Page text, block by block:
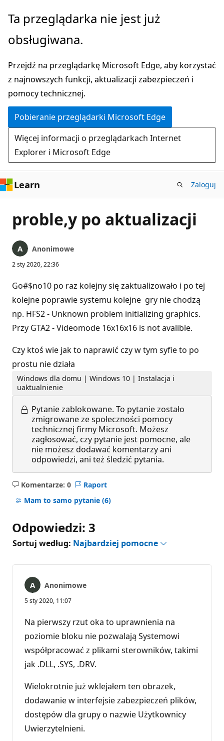
Przejdź
głównej
Ta przeglądarka nie jest już
obsługiwana.
Przejdź na przeglądarkę Microsoft Edge, aby korzystać
z najnowszych funkcji, aktualizacji zabezpieczeń i
pomocy technicznej.
Pobieranie przeglądarki Microsoft Edge
Więcej informacji o przeglądarkach Internet
Explorer i Microsoft Edge
Learn Zaloguj
proble,y po aktualizacji
Anonimowe
2 sty 2020, 22:36
Go#$no10 po raz kolejny się zaktualizowało i po tej
kolejne poprawie systemu kolejne gry nie chodzą
np. HFS2 - Unknown problem initializing graphics.
Przy GTA2 - Videomode 16x16x16 is not avalible.
Czy ktoś wie jak to naprawić czy w tym syfie to po
prostu nie działa
Windows dla domu | Windows 10 | Instalacja i
uaktualnienie
Pytanie zablokowane. To pytanie zostało
zmigrowane ze społeczności pomocy
technicznej firmy Microsoft. Możesz
zagłosować, czy pytanie jest pomocne, ale
nie możesz dodawać komentarzy ani
odpowiedzi, ani też śledzić pytania.
Komentarze: 0
Brak
komentarzy
Raport
Mam to samo pytanie (6)
Odpowiedzi: 3
Sortuj według: Najbardziej pomocne
Anonimowe
5 sty 2020, 11:07
Na pierwszy rzut oka to uprawnienia na
poziomie bloku nie pozwalają Systemowi
współpracować z plikami sterowników, takimi
jak .DLL, .SYS, .DRV.
Wielokrotnie już wklejałem ten obrazek,
dodawanie w interfejsie zabezpieczeń plików,
dostępów dla grupy o nazwie Użytkownicy
Uwierzytelnieni.